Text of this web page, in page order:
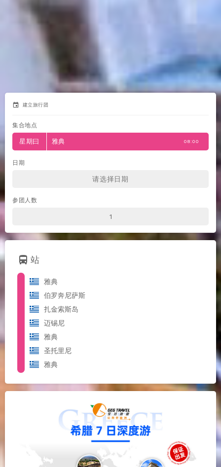
event 建立旅行团
集合地点
星期曰 雅典 08:00
日期
参团人数
directions_bus 站
雅典
伯罗奔尼萨斯
扎金索斯岛
迈锡尼
雅典
圣托里尼
雅典